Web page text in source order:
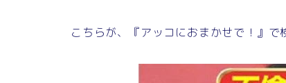
こちらが、『アッコにおまかせで！』